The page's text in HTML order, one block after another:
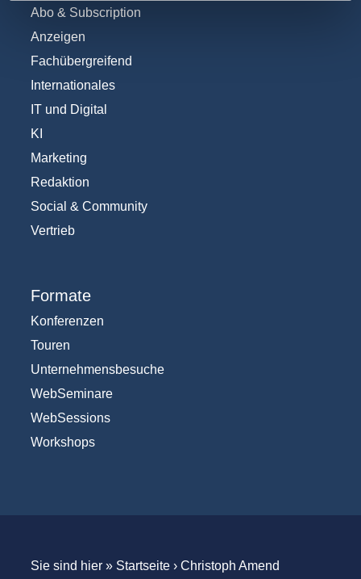
Abo & Subscription
Anzeigen
Fachübergreifend
Internationales
IT und Digital
KI
Marketing
Redaktion
Social & Community
Vertrieb
Formate
Konferenzen
Touren
Unternehmensbesuche
WebSeminare
WebSessions
Workshops
Sie sind hier » Startseite› Christoph Amend